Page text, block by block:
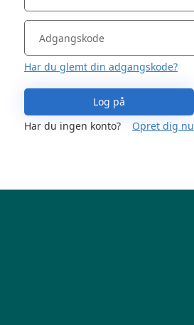
Har du glemt din adgangskode?
Log på
Har du ingen konto?
Opret dig nu